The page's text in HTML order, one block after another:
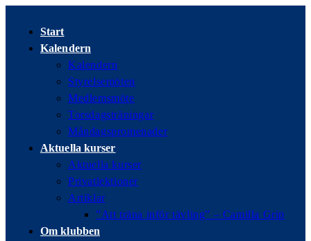
innehållet
Start
Kalendern
Kalendern
Styrelsemöten
Medlemsmöte
Torsdagsträningar
Måndagspromenader
Aktuella kurser
Aktuella kurser
Privatlektioner
Artiklar
”Att träna inför tävling” – Camilla Grip
Om klubben